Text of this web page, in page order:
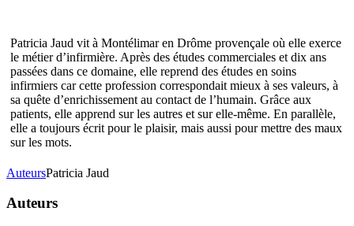
Patricia Jaud vit à Montélimar en Drôme provençale où elle exerce
le métier d’infirmière. Après des études commerciales et dix ans
passées dans ce domaine, elle reprend des études en soins
infirmiers car cette profession correspondait mieux à ses valeurs, à
sa quête d’enrichissement au contact de l’humain. Grâce aux
patients, elle apprend sur les autres et sur elle-même. En parallèle,
elle a toujours écrit pour le plaisir, mais aussi pour mettre des maux
sur les mots.
AuteursPatricia Jaud
Auteurs